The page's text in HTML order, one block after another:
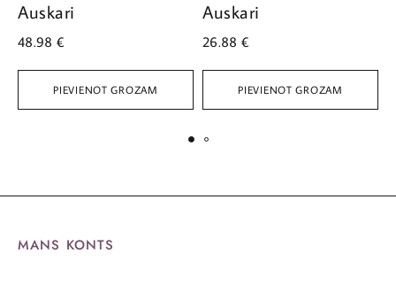
PIEVIENOT GROZAM
Auskari
48.98 €
PIEVIENOT GROZAM
Auskari
26.88 €
MANS KONTS